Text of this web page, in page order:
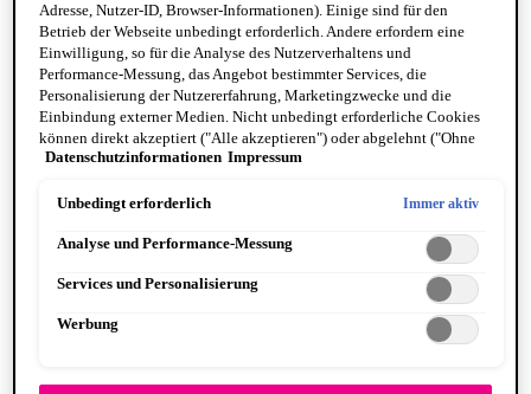
Jelly Job
Adresse, Nutzer-ID, Browser-Informationen). Einige sind für den
Betrieb der Webseite unbedingt erforderlich. Andere erfordern eine
Einwilligung, so für die Analyse des Nutzerverhaltens und
Performance-Messung, das Angebot bestimmter Services, die
Personalisierung der Nutzererfahrung, Marketingzwecke und die
Einbindung externer Medien. Nicht unbedingt erforderliche Cookies
können direkt akzeptiert ("Alle akzeptieren") oder abgelehnt ("Ohne
Einwilligung fortfahren") werden. Individuelle Anpassungen der
speichern"). Die Auswahl kann jederzeit unter dem Link "Cookie-
Datenschutzinformationen.
Datenschutzinformationen Impressum
Unbedingt erforderlich Immer aktiv
Analyse und Performance-Messung
Services und Personalisierung
Werbung